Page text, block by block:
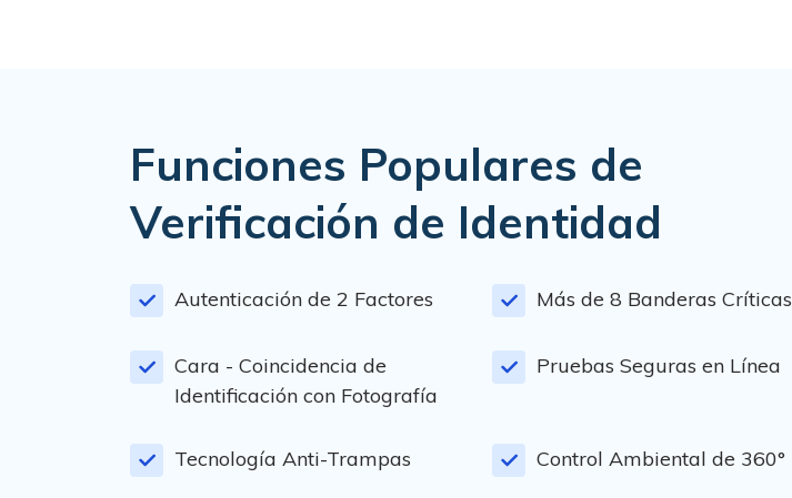
Funciones Populares de
Verificación de Identidad
Autenticación de 2 Factores Más de 8 Banderas Críticas
Cara - Coincidencia de
Identificación con Fotografía
Pruebas Seguras en Línea
Tecnología Anti-Trampas Control Ambiental de 360°